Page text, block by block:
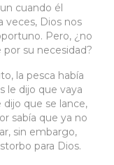
cuando él
veces, Dios nos
Pero, ¿no
su necesidad?
la pesca había
le dijo que vaya
dijo que se lance,
sabía que ya no
sin embargo,
para Dios.